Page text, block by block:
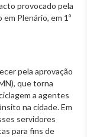
provocado pela
Plenário, em 1º
pela aprovação
que torna
a agentes
na cidade. Em
servidores
para fins de